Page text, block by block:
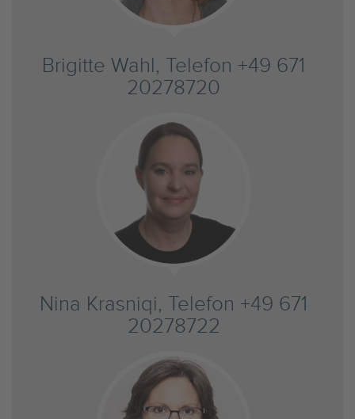
Brigitte Wahl, Telefon +49 671
20278720
Nina Krasniqi, Telefon +49 671
20278722